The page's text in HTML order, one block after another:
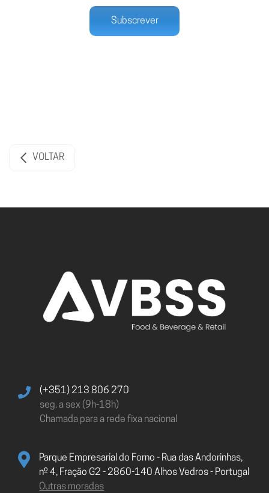
Subscrever
VOLTAR
(+351) 213 806 270
seg. a sex (9h-18h)
Chamada para a rede fixa nacional
Parque Empresarial do Forno - Rua das Andorinhas,
nº 4, Fração G2 - 2860-140 Alhos Vedros - Portugal
Outras moradas